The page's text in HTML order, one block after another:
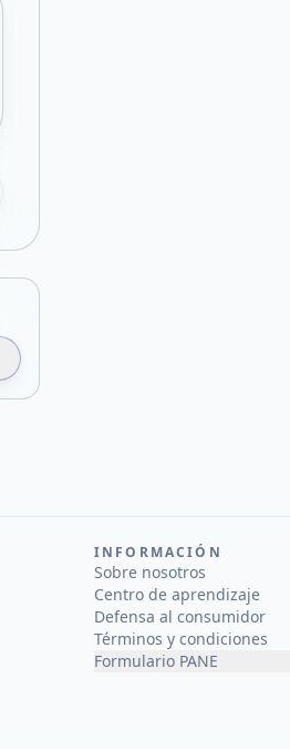
INFORMACIÓN
Sobre nosotros
Centro de aprendizaje
Defensa al consumidor
Términos y condiciones
Formulario PANE